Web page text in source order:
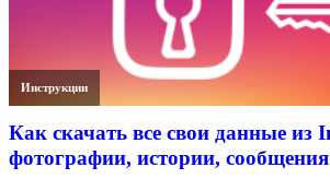
Инструкции
Как скачать все свои данные из
фотографии, истории,